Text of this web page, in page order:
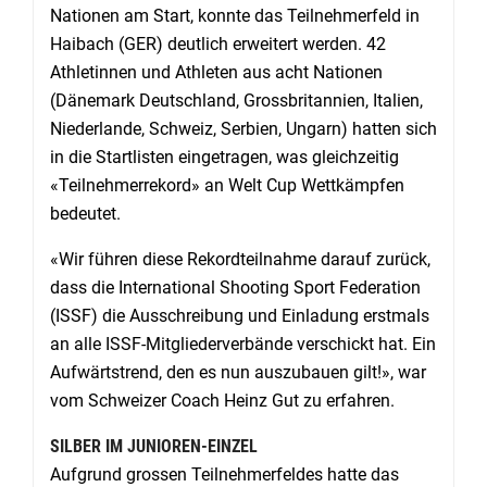
Nationen am Start, konnte das Teilnehmerfeld in
Haibach (GER) deutlich erweitert werden. 42
Athletinnen und Athleten aus acht Nationen
(Dänemark Deutschland, Grossbritannien, Italien,
Niederlande, Schweiz, Serbien, Ungarn) hatten sich
in die Startlisten eingetragen, was gleichzeitig
«Teilnehmerrekord» an Welt Cup Wettkämpfen
bedeutet.
«Wir führen diese Rekordteilnahme darauf zurück,
dass die International Shooting Sport Federation
(ISSF) die Ausschreibung und Einladung erstmals
an alle ISSF-Mitgliederverbände verschickt hat. Ein
Aufwärtstrend, den es nun auszubauen gilt!», war
vom Schweizer Coach Heinz Gut zu erfahren.
SILBER IM JUNIOREN-EINZEL
Aufgrund grossen Teilnehmerfeldes hatte das